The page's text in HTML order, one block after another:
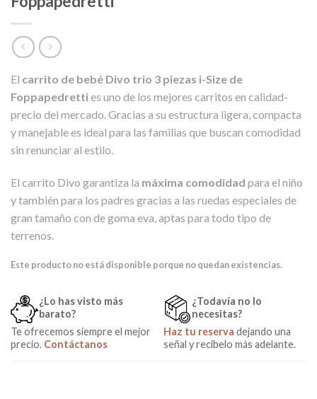
El carrito de bebé Divo trio 3 piezas i-Size de
Foppapedretties uno de los mejores carritos en calidad-
precio del mercado. Gracias a su estructura ligera, compacta
y manejable es ideal para las familias que buscan comodidad
sin renunciar al estilo.
El carrito Divo garantiza la máxima comodidad para el niño
y también para los padres gracias a las ruedas especiales de
gran tamaño con de goma eva, aptas para todo tipo de
terrenos.
Este producto no está disponible porque no quedan existencias.
¿Lo has visto más
barato?
Te ofrecemos siempre el mejor
precio. Contáctanos
¿Todavía no lo
necesitas?
Haz tu reserva dejando una
señal y recíbelo más adelante.